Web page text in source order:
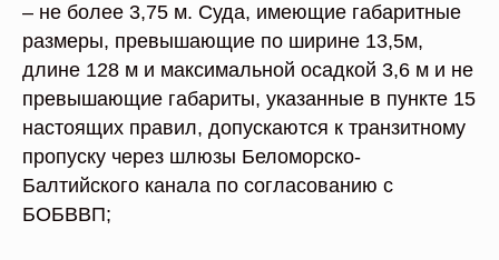
– не более 3,75 м. Суда, имеющие габаритные
размеры, превышающие по ширине 13,5м,
длине 128 м и максимальной осадкой 3,6 м и не
превышающие габариты, указанные в пункте 15
настоящих правил, допускаются к транзитному
пропуску через шлюзы Беломорско-
Балтийского канала по согласованию с
БОБВВП;